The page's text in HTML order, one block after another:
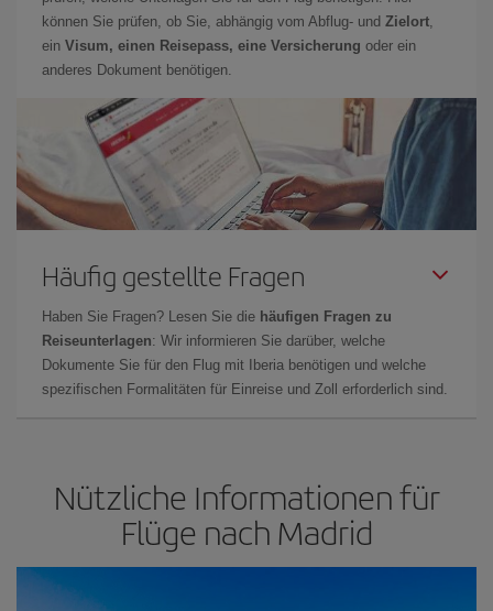
können Sie prüfen, ob Sie, abhängig vom Abflug- und Zielort,
ein Visum, einen Reisepass, eine Versicherung oder ein
anderes Dokument benötigen.
Häufig gestellte Fragen
Haben Sie Fragen? Lesen Sie die häufigen Fragen zu
Reiseunterlagen: Wir informieren Sie darüber, welche
Dokumente Sie für den Flug mit Iberia benötigen und welche
spezifischen Formalitäten für Einreise und Zoll erforderlich sind.
Nützliche Informationen für
Flüge nach Madrid